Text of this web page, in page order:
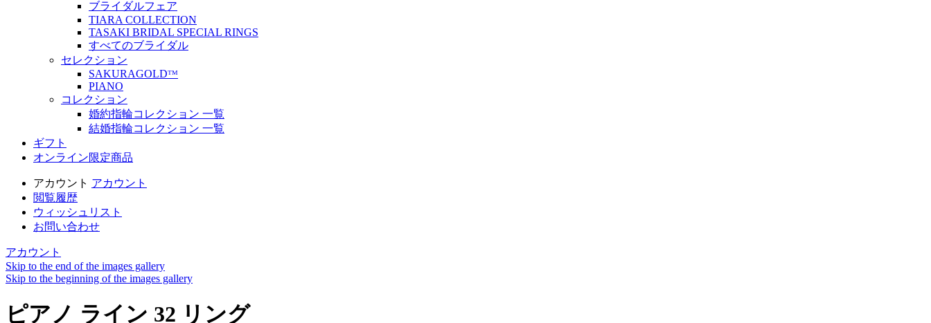
ブライダルフェア
TIARA COLLECTION
TASAKI BRIDAL SPECIAL RINGS
すべてのブライダル
セレクション
SAKURAGOLDᵀᴹ
PIANO
コレクション
婚約指輪コレクション 一覧
結婚指輪コレクション 一覧
ギフト
オンライン限定商品
アカウント アカウント
閲覧履歴
ウィッシュリスト
お問い合わせ
アカウント
Skip to the end of the images gallery
Skip to the beginning of the images gallery
ピアノ ライン 32 リング